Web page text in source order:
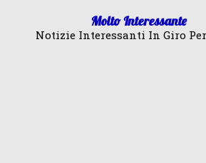
Molto Interessante
Notizie Interessanti In Giro